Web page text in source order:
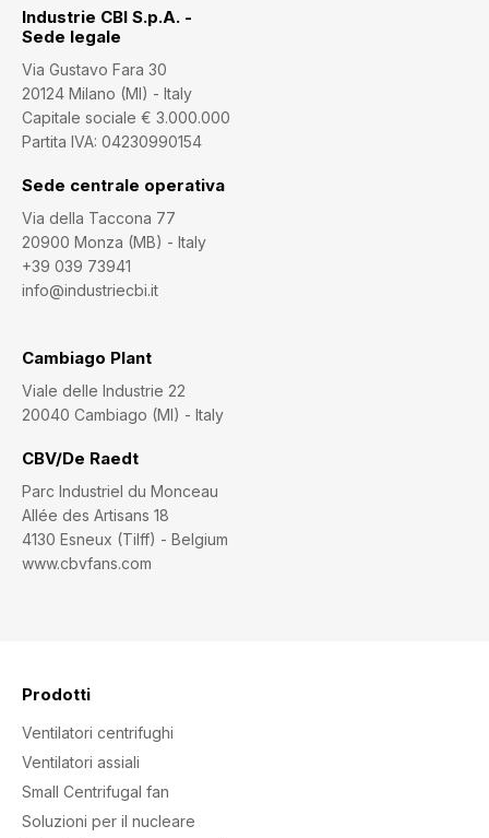
Industrie CBI S.p.A. -
Sede legale
Via Gustavo Fara 30
20124 Milano (MI) - Italy
Capitale sociale € 3.000.000
Partita IVA: 04230990154
Sede centrale operativa
Via della Taccona 77
20900 Monza (MB) - Italy
+39 039 73941
info@industriecbi.it
Cambiago Plant
Viale delle Industrie 22
20040 Cambiago (MI) - Italy
CBV/De Raedt
Parc Industriel du Monceau
Allée des Artisans 18
4130 Esneux (Tilff) - Belgium
www.cbvfans.com
Prodotti
Ventilatori centrifughi
Ventilatori assiali
Small Centrifugal fan
Soluzioni per il nucleare